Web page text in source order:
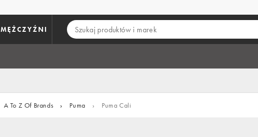
MĘŻCZYŹNI
A To Z Of Brands › Puma › Puma Cali